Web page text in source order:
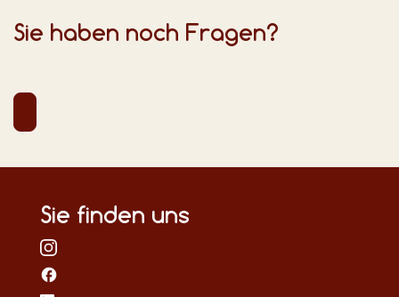
Sie haben noch Fragen?
Sie finden uns